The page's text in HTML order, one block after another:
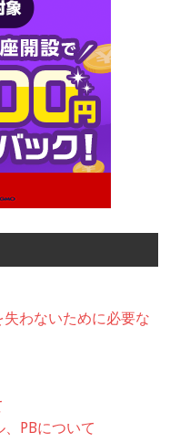
失わないために必要な
PBについて